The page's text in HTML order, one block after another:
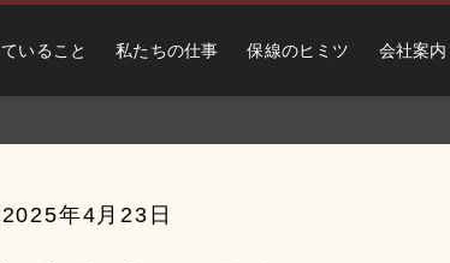
いること 私たちの仕事 保線のヒミツ 会社案内
2025年4月23日